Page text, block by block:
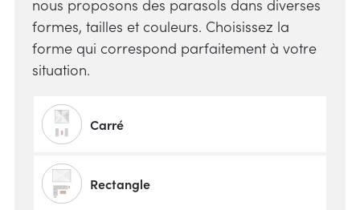
nous proposons des parasols dans diverses
formes, tailles et couleurs. Choisissez la
forme qui correspond parfaitement à votre
situation.
Carré
Rectangle